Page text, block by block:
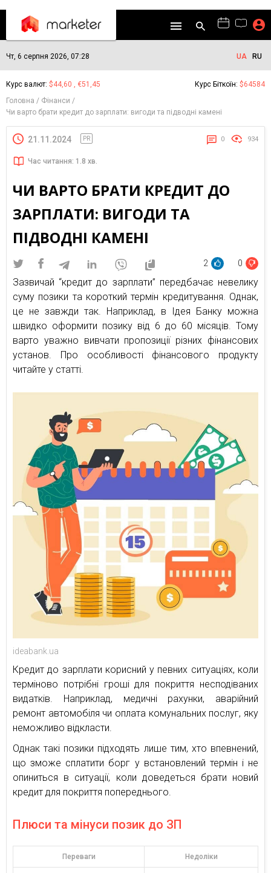
Чт, 6 серпня 2026, 07:28 UA RU
Курс валют: $44,60 , €51,45 Курс Біткоїн: $64584
Головна
Фінанси
Чи варто брати кредит до зарплати: вигоди та підводні камені
21.11.2024 PR 0 934
Час читання: 1.8 хв.
ЧИ ВАРТО БРАТИ КРЕДИТ ДО
ЗАРПЛАТИ: ВИГОДИ ТА
ПІДВОДНІ КАМЕНІ
2 0
Зазвичай “кредит до зарплати” передбачає невелику
суму позики та короткий термін кредитування. Однак,
це не завжди так. Наприклад, в Ідея Банку можна
швидко оформити позику від 6 до 60 місяців. Тому
варто уважно вивчати пропозиції різних фінансових
установ. Про особливості фінансового продукту
читайте у статті.
ideabank.ua
Кредит до зарплати корисний у певних ситуаціях, коли
терміново потрібні гроші для покриття несподіваних
видатків. Наприклад, медичні рахунки, аварійний
ремонт автомобіля чи оплата комунальних послуг, яку
неможливо відкласти.
Однак такі позики підходять лише тим, хто впевнений,
що зможе сплатити борг у встановлений термін і не
опиниться в ситуації, коли доведеться брати новий
кредит для покриття попереднього.
Плюси та мінуси позик до ЗП
Переваги Недоліки